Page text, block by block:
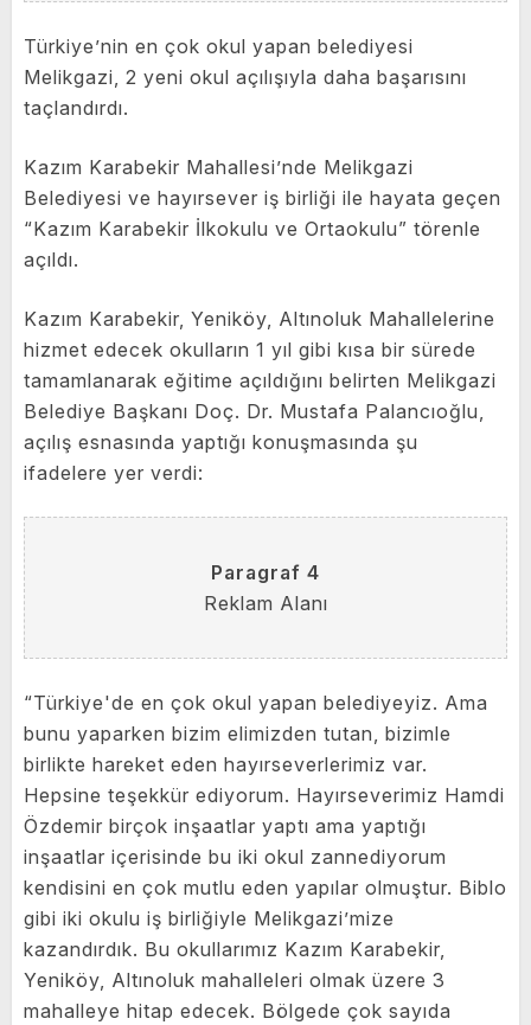
Türkiye’nin en çok okul yapan belediyesi
Melikgazi, 2 yeni okul açılışıyla daha başarısını
taçlandırdı.
Kazım Karabekir Mahallesi’nde Melikgazi
Belediyesi ve hayırsever iş birliği ile hayata geçen
“Kazım Karabekir İlkokulu ve Ortaokulu” törenle
açıldı.
Kazım Karabekir, Yeniköy, Altınoluk Mahallelerine
hizmet edecek okulların 1 yıl gibi kısa bir sürede
tamamlanarak eğitime açıldığını belirten Melikgazi
Belediye Başkanı Doç. Dr. Mustafa Palancıoğlu,
açılış esnasında yaptığı konuşmasında şu
ifadelere yer verdi:
Paragraf 4
Reklam Alanı
“Türkiye'de en çok okul yapan belediyeyiz. Ama
bunu yaparken bizim elimizden tutan, bizimle
birlikte hareket eden hayırseverlerimiz var.
Hepsine teşekkür ediyorum. Hayırseverimiz Hamdi
Özdemir birçok inşaatlar yaptı ama yaptığı
inşaatlar içerisinde bu iki okul zannediyorum
kendisini en çok mutlu eden yapılar olmuştur. Biblo
gibi iki okulu iş birliğiyle Melikgazi’mize
kazandırdık. Bu okullarımız Kazım Karabekir,
Yeniköy, Altınoluk mahalleleri olmak üzere 3
mahalleye hitap edecek. Bölgede çok sayıda